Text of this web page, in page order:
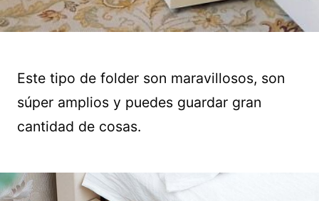
Este tipo de folder son maravillosos, son
súper amplios y puedes guardar gran
cantidad de cosas.